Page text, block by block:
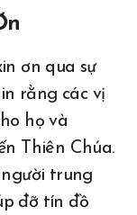
ơn qua sự
rằng các vị
họ và
Thiên Chúa.
trung
đỡ tín đồ